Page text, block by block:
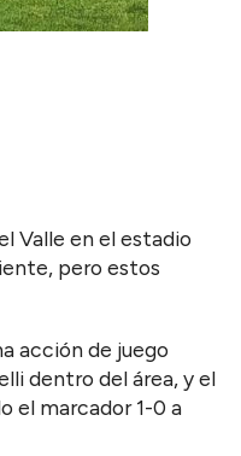
Valle en el estadio
pero estos
acción de juego
dentro del área, y el
el marcador 1-0 a